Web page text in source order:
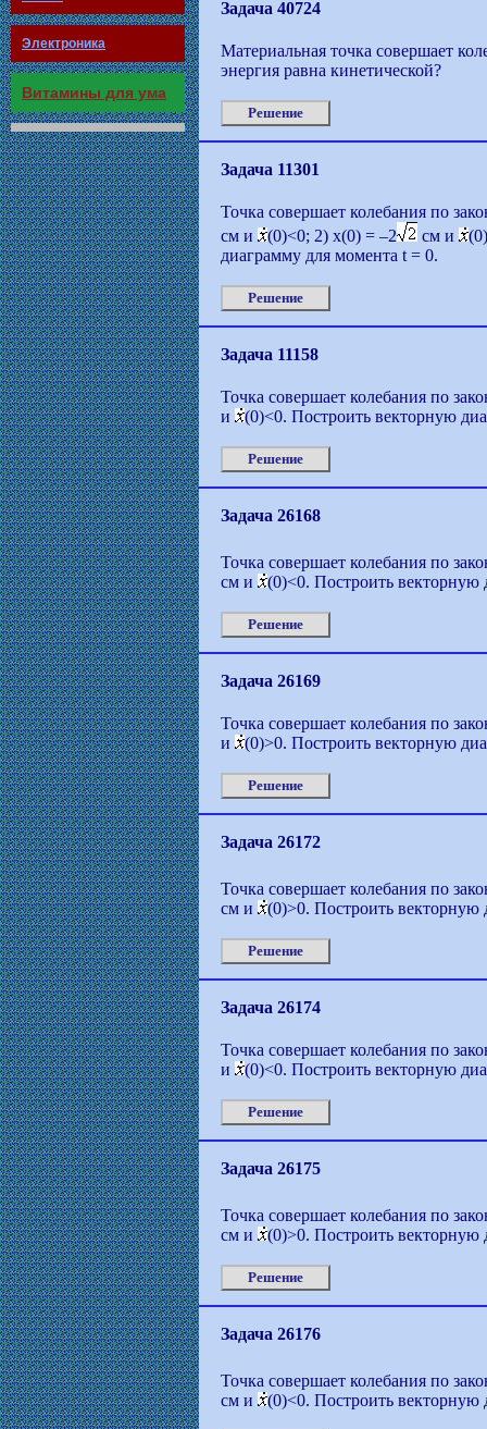
Электроника
Витамины для ума
Задача 40724
Материальная точка совершает
энергия равна кинетической?
Решение
Задача 11301
Точка совершает колебания по
см и
(0)<0; 2) x(0) = –2 см и
диаграмму для момента t = 0.
Решение
Задача 11158
Точка совершает колебания по
и
(0)<0. Построить векторную
Решение
Задача 26168
Точка совершает колебания по
см и
(0)<0. Построить векторную
Решение
Задача 26169
Точка совершает колебания по
и
(0)>0. Построить векторную
Решение
Задача 26172
Точка совершает колебания по
см и
(0)>0. Построить векторную
Решение
Задача 26174
Точка совершает колебания по
и
(0)<0. Построить векторную
Решение
Задача 26175
Точка совершает колебания по
см и
(0)>0. Построить векторную
Решение
Задача 26176
Точка совершает колебания по
см и
(0)<0. Построить векторную